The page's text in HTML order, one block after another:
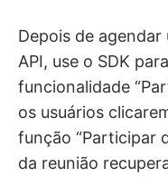
Depois de
API, use o SDK
funcionalidade
os usuários
função “Participar
da reunião